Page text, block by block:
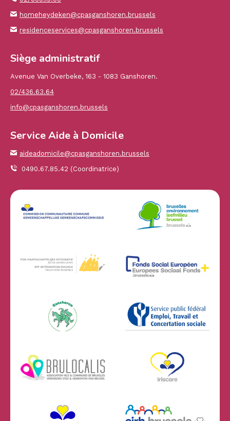
homeheydeken@cpasganshoren.brussels
residenceservices@cpasganshoren.brussels
Siège administratif
Avenue Van Overbeke, 163 - 1083 Ganshoren.
02/436.63.64
info@cpasganshoren.brussels
Service Aide à Domicile
aideadomicile@cpasganshoren.brussels
0490.67.85.42 (Coordinatrice)